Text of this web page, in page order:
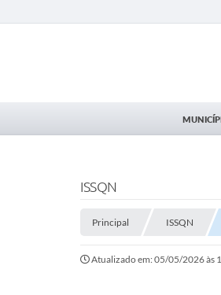
ISSQN
Principal ISSQN
Atualizado em: 05/05/2026 às